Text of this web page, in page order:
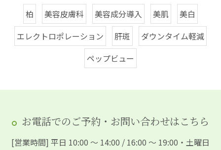
柏 美容皮膚科 美容成分導入 美肌
美白
エレクトロポレーション
肝斑
ダウンタイム軽減
ペップビュー
お電話でのご予約・お問い合わせはこちら
[営業時間] 平日 10:00 ～ 14:00 / 16:00 ～ 19:00・土曜日